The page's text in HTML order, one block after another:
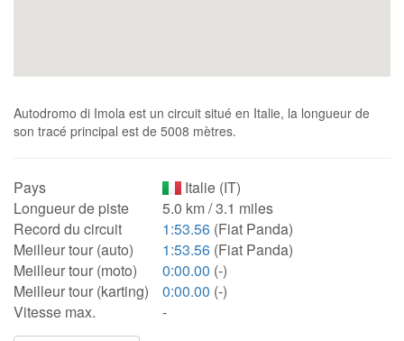
Autodromo di Imola est un circuit situé en Italie, la longueur de
son tracé principal est de 5008 mètres.
Pays
Italie (IT)
Longueur de piste
5.0 km / 3.1 miles
Record du circuit
1:53.56 (Fiat Panda)
Meilleur tour (auto)
1:53.56 (Fiat Panda)
Meilleur tour (moto)
0:00.00 (-)
Meilleur tour (karting)
0:00.00 (-)
Vitesse max.
-